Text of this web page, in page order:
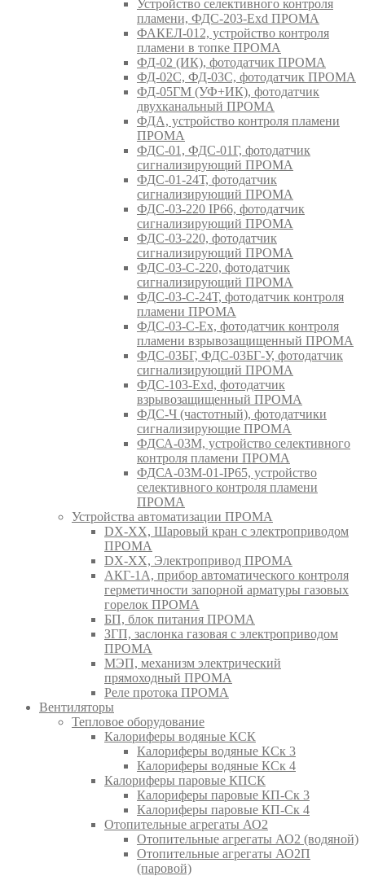
Устройство селективного контроля
пламени, ФДС-203-Exd ПРОМА
ФАКЕЛ-012, устройство контроля
пламени в топке ПРОМА
ФД-02 (ИК), фотодатчик ПРОМА
ФД-02С, ФД-03С, фотодатчик ПРОМА
ФД-05ГМ (УФ+ИК), фотодатчик
двухканальный ПРОМА
ФДА, устройство контроля пламени
ПРОМА
ФДС-01, ФДС-01Г, фотодатчик
сигнализирующий ПРОМА
ФДС-01-24Т, фотодатчик
сигнализирующий ПРОМА
ФДС-03-220 IP66, фотодатчик
сигнализирующий ПРОМА
ФДС-03-220, фотодатчик
сигнализирующий ПРОМА
ФДС-03-С-220, фотодатчик
сигнализирующий ПРОМА
ФДС-03-С-24Т, фотодатчик контроля
пламени ПРОМА
ФДС-03-С-Ex, фотодатчик контроля
пламени взрывозащищенный ПРОМА
ФДС-03БГ, ФДС-03БГ-У, фотодатчик
сигнализирующий ПРОМА
ФДС-103-Ехd, фотодатчик
взрывозащищенный ПРОМА
ФДС-Ч (частотный), фотодатчики
сигнализирующие ПРОМА
ФДСА-03М, устройство селективного
контроля пламени ПРОМА
ФДСА-03М-01-IP65, устройство
селективного контроля пламени
ПРОМА
Устройства автоматизации ПРОМА
DX-XX, Шаровый кран c электроприводом
ПРОМА
DX-XX, Электропривод ПРОМА
АКГ-1А, прибор автоматического контроля
герметичности запорной арматуры газовых
горелок ПРОМА
БП, блок питания ПРОМА
ЗГП, заслонка газовая с электроприводом
ПРОМА
МЭП, механизм электрический
прямоходный ПРОМА
Реле протока ПРОМА
Вентиляторы
Тепловое оборудование
Калориферы водяные КСК
Калориферы водяные КСк 3
Калориферы водяные КСк 4
Калориферы паровые КПСК
Калориферы паровые КП-Ск 3
Калориферы паровые КП-Ск 4
Отопительные агрегаты АО2
Отопительные агрегаты АО2 (водяной)
Отопительные агрегаты АО2П
(паровой)